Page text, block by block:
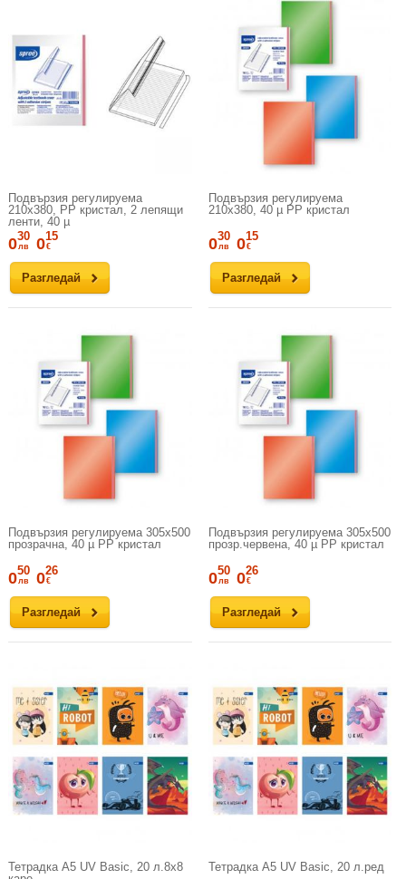
Подвързия регулируема
210х380, PP кристал, 2 лепящи
ленти, 40 µ
Разгледай
030
лв 015
€
Подвързия регулируема
210х380, 40 µ PP кристал
Разгледай
030
лв 015
€
Подвързия регулируема 305х500
прозрачна, 40 µ PP кристал
Разгледай
050
лв 026
€
Подвързия регулируема 305х500
прозр.червена, 40 µ PP кристал
Разгледай
050
лв 026
€
Тетрадка A5 UV Basic, 20 л.8х8
Тетрадка A5 UV Basic, 20 л.ред